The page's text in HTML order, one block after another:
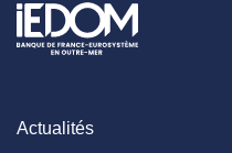
Actualités